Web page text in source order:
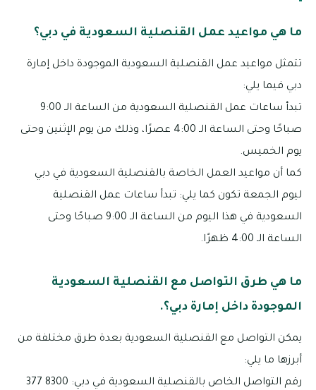
ما هي مواعيد عمل القنصلية السعودية في دبي؟
تتمثل مواعيد عمل القنصلية السعودية الموجودة داخل إمارة
دبي فيما يلي:
تبدأ ساعات عمل القنصلية السعودية من الساعة الـ 9:00
صباحًا وحتى الساعة الـ 4:00 عصرًا، وذلك من يوم الإثنين وحتى
يوم الخميس.
كما أن مواعيد العمل الخاصة بالقنصلية السعودية في دبي
ليوم الجمعة تكون كما يلي: تبدأ ساعات عمل القنصلية
السعودية في هذا اليوم من الساعة الـ 9:00 صباحًا وحتى
الساعة الـ 4:00 ظهرًا.
ما هي طرق التواصل مع القنصلية السعودية
الموجودة داخل إمارة دبي؟.
يمكن التواصل مع القنصلية السعودية بعدة طرق مختلفة من
أبرزها ما يلي:
رقم التواصل الخاص بالقنصلية السعودية في دبي: 8300 377